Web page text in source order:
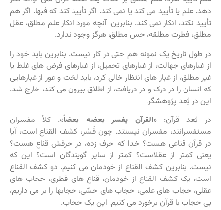
دهد. علم یا تأیید می کند یا نمی کند. اگر تأیید کند که فبها. اگر هم
تأیید نکند، انکار نمی کند. بنابرین، آنچه مورد انکار علم مطلق، عقل
مطلق، فطرت مطلقه، حس مطلق، هرگز وجود ندارد.
در طول تاریخ یک نمونه هم حتی در کار نیست. بنابرین باید خود را
از غبارهای جهالت، از غبارهای تحمیل، از غبارهای فرض های غلط یا
غیر مطلق، از غبار های انتظار خالی کرد، باید لخت و عور از غبارهایی
که انسان را در درک و در دریافت، از اطلاق بیرون می کند، خارج شد.
این در بُعد پژوهشگر.
در بُعد قرآن: «القرآن یفسر بعضه بعضاً». کلاً مفسران
مستفسرانند، مفسران نیستند. چون فَسْر، کشف القناع است، آیا
در قرآن قناعی هست؟ خدا که حرف زده، در حرفش قناع هست؟
یعنی کمتر از عقلاست؟ کمتر از سایر گویندگان است؟ این که
نیست. بنابرین کشف القناع از خودمان می کنیم. دو کشف القناع
است، یک کشف القناع از خودمان، قناع های فطری، حجاب های
عقلی، حجاب های علمی، حجاب های حسّی، حجابها را بر می داریم،
بی حجاب با قرآن برخورد می کنیم. این یک حجاب.